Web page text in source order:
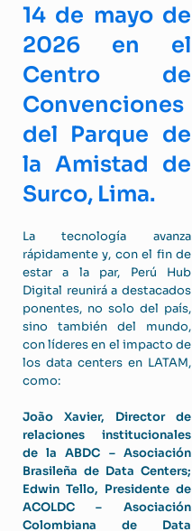
14 de mayo de
2026 en el
Centro de
Convenciones
del Parque de
la Amistad de
Surco, Lima.
La tecnología avanza
rápidamente y, con el fin de
estar a la par, Perú Hub
Digital reunirá a destacados
ponentes, no solo del país,
sino también del mundo,
con líderes en el impacto de
los data centers en LATAM,
como:
João Xavier, Director de
relaciones institucionales
de la ABDC – Asociación
Brasileña de Data Centers;
Edwin Tello, Presidente de
ACOLDC – Asociación
Colombiana de Data